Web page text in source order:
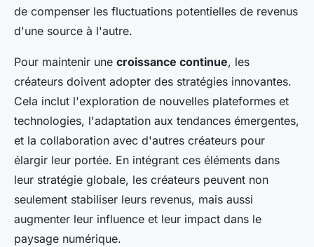
de compenser les fluctuations potentielles de revenus
d'une source à l'autre.
Pour maintenir une croissance continue, les
créateurs doivent adopter des stratégies innovantes.
Cela inclut l'exploration de nouvelles plateformes et
technologies, l'adaptation aux tendances émergentes,
et la collaboration avec d'autres créateurs pour
élargir leur portée. En intégrant ces éléments dans
leur stratégie globale, les créateurs peuvent non
seulement stabiliser leurs revenus, mais aussi
augmenter leur influence et leur impact dans le
paysage numérique.